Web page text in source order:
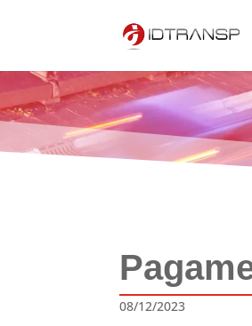
08/12/2023